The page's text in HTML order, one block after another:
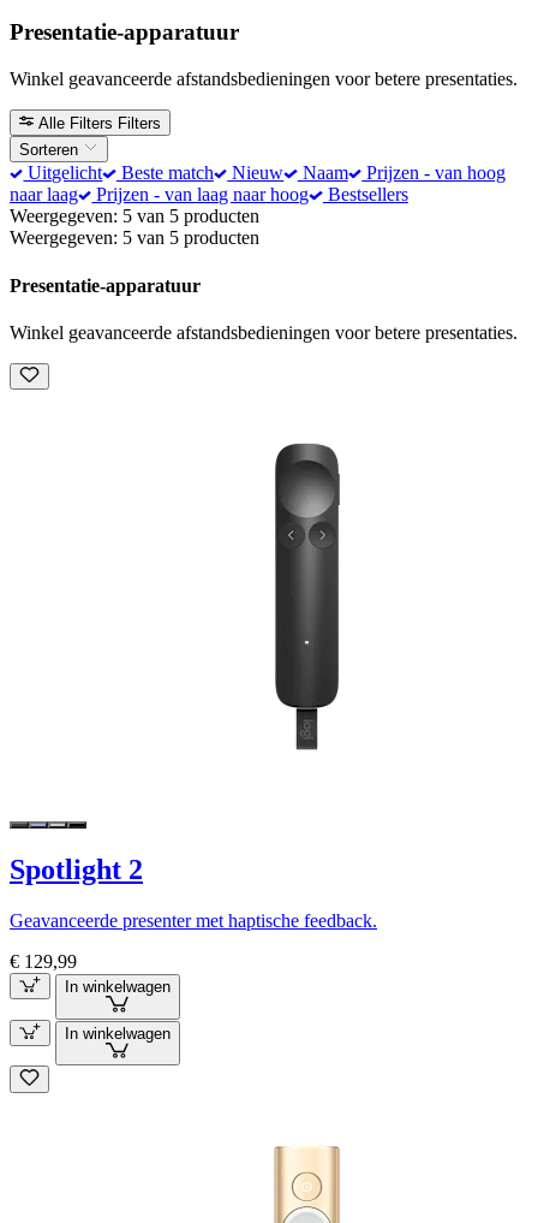
Presentatie-apparatuur
Winkel geavanceerde afstandsbedieningen voor betere presentaties.
Alle Filters Filters
Sorteren
Uitgelicht Beste match Nieuw Naam
Prijzen - van hoog
naar laag
Prijzen - van laag naar hoog
Bestsellers
Weergegeven: 5 van 5 producten
Weergegeven: 5 van 5 producten
Presentatie-apparatuur
Winkel geavanceerde afstandsbedieningen voor betere presentaties.
Spotlight 2
Geavanceerde presenter met haptische feedback.
€ 129,99
In winkelwagen
In winkelwagen